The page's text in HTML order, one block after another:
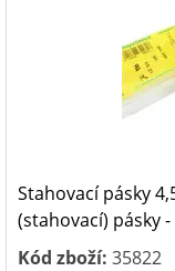
Stahovací pásky
(stahovací) pásky
Kód zboží: 35822